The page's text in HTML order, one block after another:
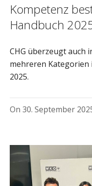
Kompetenz
Handbuch
CHG überzeugt auch
mehreren Kategorien
2025.
On 30. September